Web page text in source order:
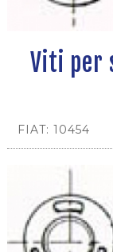
Viti per
FIAT: 10454